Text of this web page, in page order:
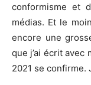
conformisme et
médias. Et le
encore une
que j’ai écrit avec
2021 se confirme.